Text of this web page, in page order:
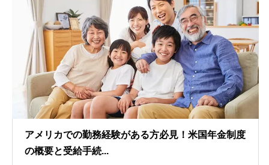
アメリカでの勤務経験がある方必見！米国年金制度
の概要と受給手続...